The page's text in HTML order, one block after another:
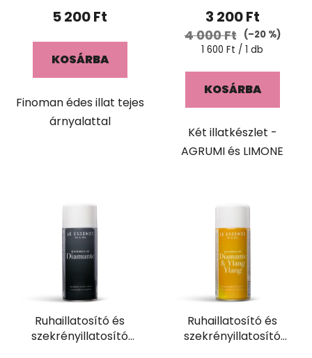
5 200 Ft
KOSÁRBA
Finoman édes illat tejes
árnyalattal
3 200 Ft
4 000 Ft
(–20 %)
Egységár:
1 600 Ft / 1 db
KOSÁRBA
Két illatkészlet -
AGRUMI és LIMONE
Ruhaillatosító és
szekrényillatosító
Ruhaillatosító és
szekrényillatosító